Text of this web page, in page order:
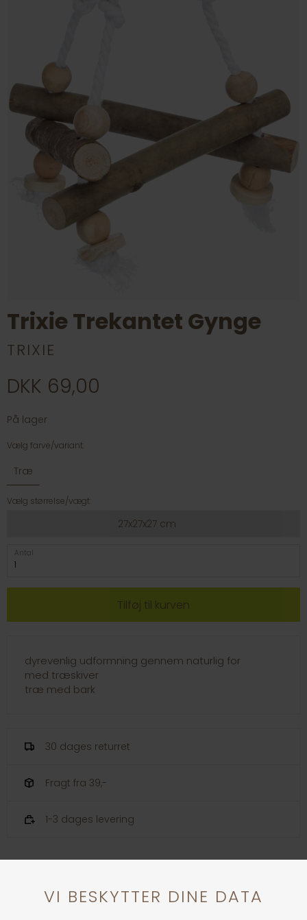
Trixie Trekantet Gynge
TRIXIE
DKK 69,00
På lager
Vælg farve/variant:
Træ
Vælg størrelse/vægt:
27x27x27 cm
Antal
dyrevenlig udformning gennem naturlig for
med træskiver
træ med bark
30 dages returret
Fragt fra 39,-
1-3 dages levering
Andre købte også